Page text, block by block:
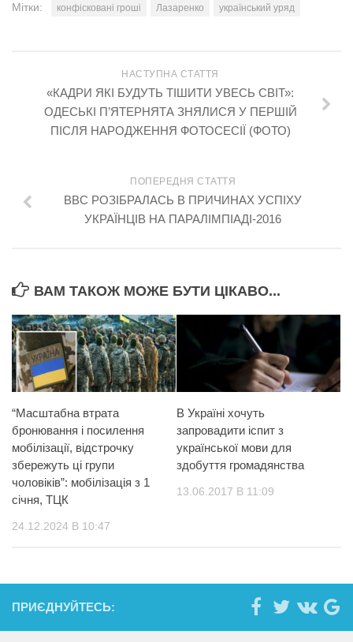
Мітки: конфісковані гроші Лазаренко український уряд
НАСТУПНА СТАТТЯ
«КАДРИ ЯКІ БУДУТЬ ТІШИТИ УВЕСЬ СВІТ»:
ОДЕСЬКІ П’ЯТЕРНЯТА ЗНЯЛИСЯ У ПЕРШІЙ
ПІСЛЯ НАРОДЖЕННЯ ФОТОСЕСІЇ (ФОТО)
ПОПЕРЕДНЯ СТАТТЯ
BBC РОЗІБРАЛАСЬ В ПРИЧИНАХ УСПІХУ
УКРАЇНЦІВ НА ПАРАЛІМПІАДІ-2016
ВАМ ТАКОЖ МОЖЕ БУТИ ЦІКАВО...
“Масштабна втрата
бронювання і посилення
мобілізації, відстрочку
збережуть ці групи
чоловіків”: мобілізація з 1
січня, ТЦК
24.12.2024 В 10:47
В Україні хочуть
запровадити іспит з
української мови для
здобуття громадянства
13.06.2017 В 11:09
ПРИЄДНУЙТЕСЬ: